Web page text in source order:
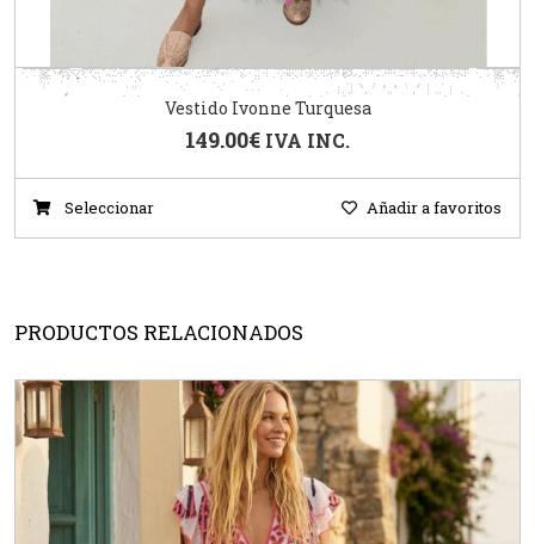
Vestido Ivonne Turquesa
149.00€ IVA INC.
Seleccionar Añadir a favoritos
PRODUCTOS RELACIONADOS